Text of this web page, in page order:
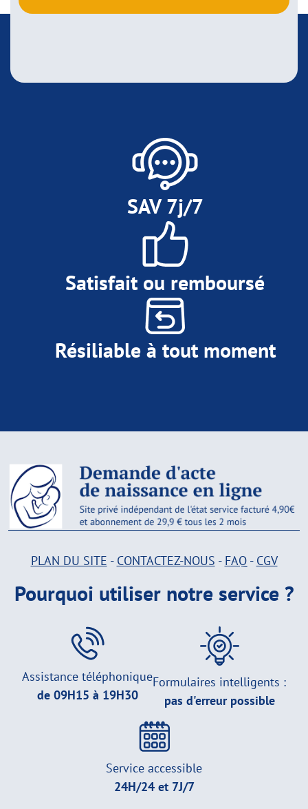
SAV 7j/7
Satisfait ou remboursé
Résiliable à tout moment
PLAN DU SITE - CONTACTEZ-NOUS - FAQ- CGV
Pourquoi utiliser notre service ?
Assistance téléphonique
de 09H15 à 19H30
Formulaires intelligents :
pas d'erreur possible
Service accessible
24H/24 et 7J/7